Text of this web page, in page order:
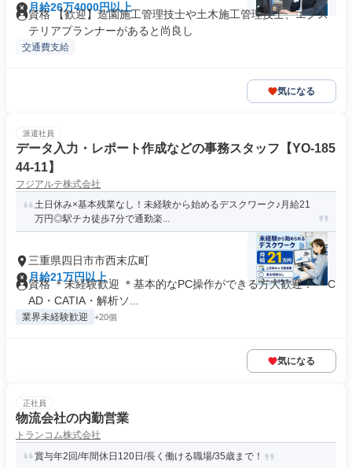
月給26万4000円以上
資格 【歓迎】造園施工管理技士や土木施工管理技士、エクス
テリアプランナーがあると尚良し
交通費支給
気になる
派遣社員
データ入力・レポート作成などの事務スタッフ【YO-185
44-11】
フジアルテ株式会社
土日休み×基本残業なし！未経験から始めるデスクワーク♪月給21
万円◎駅チカ徒歩7分で通勤楽...
三重県四日市市西末広町
月給21万円以上
資格 ＊未経験歓迎 ＊基本的なPC操作ができる方大歓迎！ ＊C
AD・CATIA・解析ソ...
業界未経験歓迎 +20個
気になる
正社員
物流会社の内勤営業
トランコム株式会社
賞与年2回/年間休日120日/長く働ける職場/35歳まで！